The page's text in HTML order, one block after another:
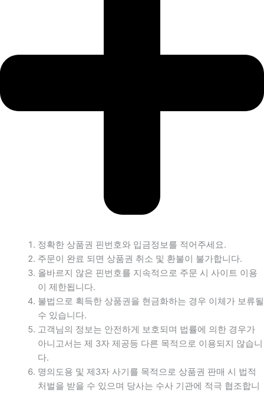
정확한 상품권 핀번호와 입금정보를 적어주세요.
주문이 완료 되면 상품권 취소 및 환불이 불가합니다.
올바르지 않은 핀번호를 지속적으로 주문 시 사이트 이용
이 제한됩니다.
불법으로 획득한 상품권을 현금화하는 경우 이체가 보류될
수 있습니다.
고객님의 정보는 안전하게 보호되며 법률에 의한 경우가
아니고서는 제 3자 제공등 다른 목적으로 이용되지 않습니
다.
명의도용 및 제3자 사기를 목적으로 상품권 판매 시 법적
처벌을 받을 수 있으며 당사는 수사 기관에 적극 협조합니